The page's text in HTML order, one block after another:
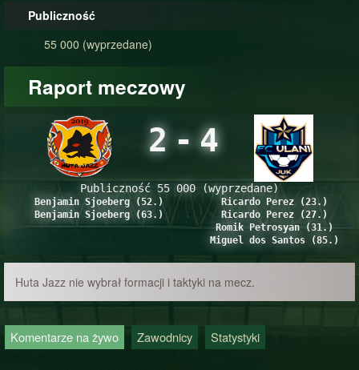
Publiczność
55 000 (wyprzedane)
Raport meczowy
2 - 4
Publiczność 55 000 (wyprzedane)
Benjamin Sjoeberg (52.)
Benjamin Sjoeberg (63.)
Ricardo Perez (23.)
Ricardo Perez (27.)
Romik Petrosyan (31.)
Miguel dos Santos (85.)
Huta Jazz nie wybrał formacji i taktyki na mecz.
Komentarze na żywo Zawodnicy Statystyki